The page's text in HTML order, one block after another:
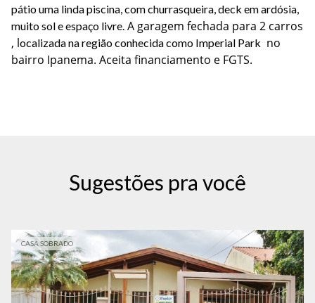
pátio uma linda piscina, com churrasqueira, deck em ardósia,
muito sol e espaço livre. A garagem fechada para 2 carros
, localizada na região conhecida como Imperial Park no
bairro Ipanema. Aceita financiamento e FGTS.
Sugestões pra você
CASA SOBRADO